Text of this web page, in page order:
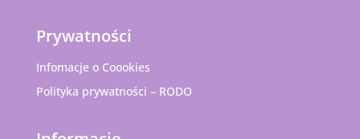
Prywatności
Infomacje o Coookies
Polityka prywatności – RODO